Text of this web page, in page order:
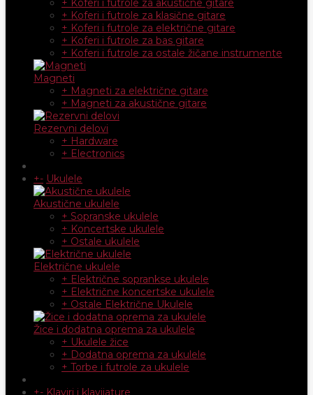
+ Koferi i futrole za klasične gitare
+ Koferi i futrole za električne gitare
+ Koferi i futrole za bas gitare
+ Koferi i futrole za ostale žičane instrumente
Magneti
+ Magneti za električne gitare
+ Magneti za akustične gitare
Rezervni delovi
+ Hardware
+ Electronics
+- Ukulele
Akustične ukulele
+ Sopranske ukulele
+ Koncertske ukulele
+ Ostale ukulele
Električne ukulele
+ Električne soprankse ukulele
+ Električne koncertske ukulele
+ Ostale Električne Ukulele
Žice i dodatna oprema za ukulele
+ Ukulele žice
+ Dodatna oprema za ukulele
+ Torbe i futrole za ukulele
+- Klaviri i klavijature